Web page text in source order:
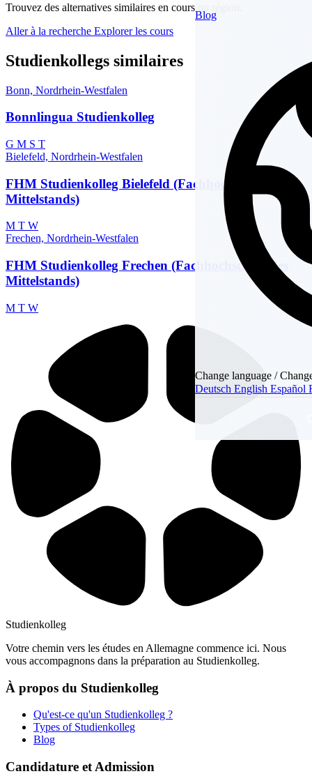
Blog
Change language /
DeutschEnglishEspañol
Trouvez des alternatives similaires en cours ou région.
Aller à la recherche Explorer les cours
Studienkollegs similaires
Bonn, Nordrhein-Westfalen
Bonnlingua Studienkolleg
G M S T
Bielefeld, Nordrhein-Westfalen
FHM Studienkolleg Bielefeld (Fachhochschule des
Mittelstands)
M T W
Frechen, Nordrhein-Westfalen
FHM Studienkolleg Frechen (Fachhochschule des
Mittelstands)
M T W
Studienkolleg
Votre chemin vers les études en Allemagne commence ici. Nous
vous accompagnons dans la préparation au Studienkolleg.
À propos du Studienkolleg
Qu'est-ce qu'un Studienkolleg ?
Types of Studienkolleg
Blog
Candidature et Admission